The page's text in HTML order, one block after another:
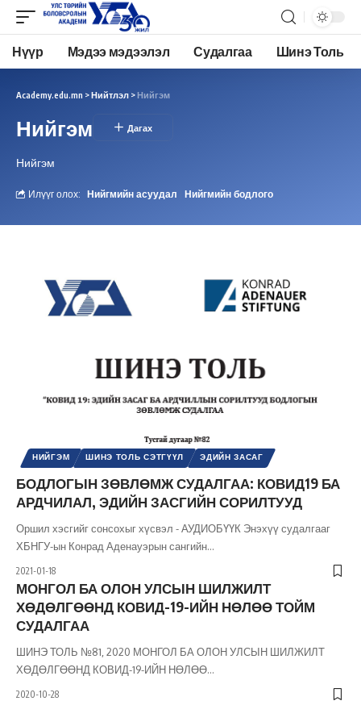
Нүүр Мэдээ мэдээлэл Судалгаа Шинэ Толь
Academy.edu.mn >Нийтлэл >Нийгэм
Нийгэм
Нийгэм
Илүүг олох: Нийгмийн асуудал Нийгмийн бодлого
НИЙГЭМ ШИНЭ ТОЛЬ СЭТГҮҮЛ ЭДИЙН ЗАСАГ
БОДЛОГЫН ЗӨВЛӨМЖ СУДАЛГАА: КОВИД19 БА
АРДЧИЛАЛ, ЭДИЙН ЗАСГИЙН СОРИЛТУУД
Оршил хэсгийг сонсохыг хүсвэл - АУДИОБҮҮК Энэхүү судалгааг
ХБНГУ-ын Конрад Аденауэрын сангийн…
2021-01-18
МОНГОЛ БА ОЛОН УЛСЫН ШИЛЖИЛТ
ХӨДӨЛГӨӨНД КОВИД-19-ИЙН НӨЛӨӨ ТОЙМ
СУДАЛГАА
ШИНЭ ТОЛЬ №81, 2020 МОНГОЛ БА ОЛОН УЛСЫН ШИЛЖИЛТ
ХӨДӨЛГӨӨНД КОВИД-19-ИЙН НӨЛӨӨ…
2020-10-28